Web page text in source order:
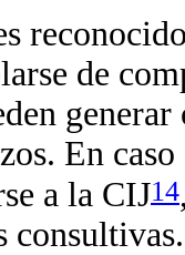
de
En
a la CIJ14
consultivas.